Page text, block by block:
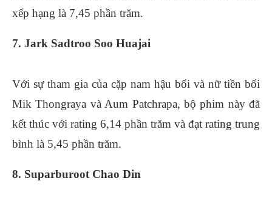
xếp hạng là 7,45 phần trăm.
7. Jark Sadtroo Soo Huajai
Với sự tham gia của cặp nam hậu bối và nữ tiền bối
Mik Thongraya và Aum Patchrapa, bộ phim này đã
kết thúc với rating 6,14 phần trăm và đạt rating trung
bình là 5,45 phần trăm.
8. Suparburoot Chao Din